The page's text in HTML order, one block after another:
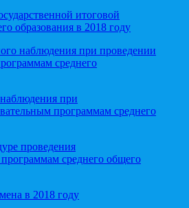
итоговой
образования в 2018 году
наблюдения при проведении
среднего
при
программам среднего
проведения
среднего общего
в 2018 году